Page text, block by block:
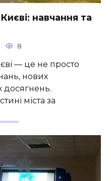
навчання та
8
— це не просто
нових
досягнень.
міста за